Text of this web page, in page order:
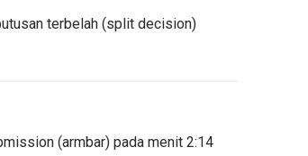
terbelah (split decision)
(armbar) pada menit 2:14